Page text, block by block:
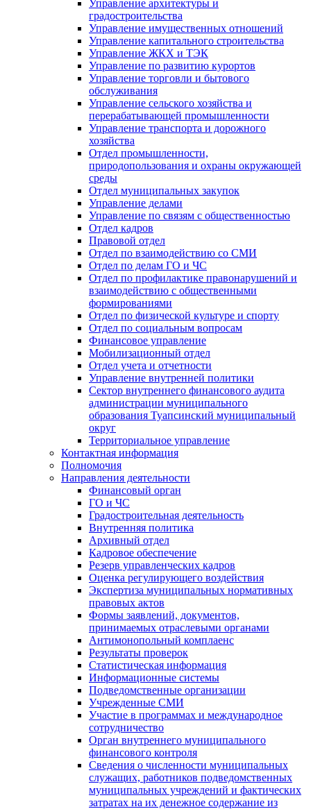
Управление архитектуры и
градостроительства
Управление имущественных отношений
Управление капитального строительства
Управление ЖКХ и ТЭК
Управление по развитию курортов
Управление торговли и бытового
обслуживания
Управление сельского хозяйства и
перерабатывающей промышленности
Управление транспорта и дорожного
хозяйства
Отдел промышленности,
природопользования и охраны окружающей
среды
Отдел муниципальных закупок
Управление делами
Управление по связям с общественностью
Отдел кадров
Правовой отдел
Отдел по взаимодействию со СМИ
Отдел по делам ГО и ЧС
Отдел по профилактике правонарушений и
взаимодействию с общественными
формированиями
Отдел по физической культуре и спорту
Отдел по социальным вопросам
Финансовое управление
Мобилизационный отдел
Отдел учета и отчетности
Управление внутренней политики
Сектор внутреннего финансового аудита
администрации муниципального
образования Туапсинский муниципальный
округ
Территориальное управление
Контактная информация
Полномочия
Направления деятельности
Финансовый орган
ГО и ЧС
Градостроительная деятельность
Внутренняя политика
Архивный отдел
Кадровое обеспечение
Резерв управленческих кадров
Оценка регулирующего воздействия
Экспертиза муниципальных нормативных
правовых актов
Формы заявлений, документов,
принимаемых отраслевыми органами
Антимонопольный комплаенс
Результаты проверок
Статистическая информация
Информационные системы
Подведомственные организации
Учрежденные СМИ
Участие в программах и международное
сотрудничество
Орган внутреннего муниципального
финансового контроля
Сведения о численности муниципальных
служащих, работников подведомственных
муниципальных учреждений и фактических
затратах на их денежное содержание из